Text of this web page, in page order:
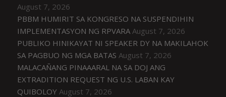
August 7, 2026
PBBM HUMIRIT SA KONGRESO NA SUSPENDIHIN
IMPLEMENTASYON NG RPVARA August 7, 2026
PUBLIKO HINIKAYAT NI SPEAKER DY NA MAKILAHOK
SA PAGBUO NG MGA BATAS August 7, 2026
MALACAÑANG PINAAARAL NA SA DOJ ANG
EXTRADITION REQUEST NG U.S. LABAN KAY
QUIBOLOY August 7, 2026